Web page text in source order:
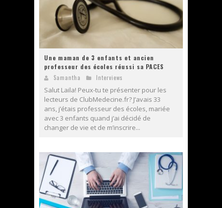
Une maman de 3 enfants et ancien
professeur des écoles réussi sa PACES
Samantha Interviews
Salut Laila! Peux-tu te présenter pour les
lecteurs de ClubMedecine.fr? J’avais 33
ans, j’étais professeur des écoles, mariée
avec 3 enfants quand j’ai décidé de
changer de vie et de m’inscrire...